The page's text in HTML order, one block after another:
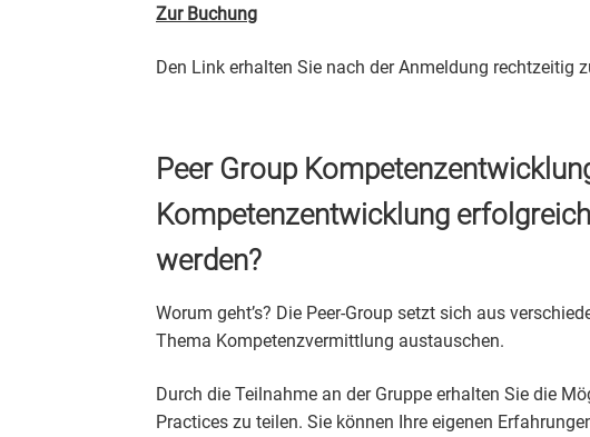
Zur Buchung
Den Link erhalten Sie nach der Anmeldung rechtzeitig
Peer Group
Kompetenzentwicklung
werden?
Worum geht’s? Die Peer-Group setzt sich aus
Thema Kompetenzvermittlung austauschen.
Durch die Teilnahme an der Gruppe erhalten Sie die
Practices zu teilen. Sie können Ihre eigenen